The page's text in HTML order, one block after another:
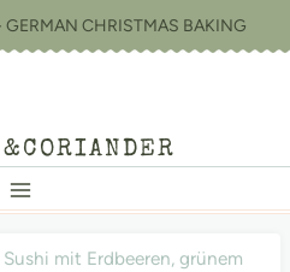
GERMAN CHRISTMAS BAKING
Sushi mit Erdbeeren, grünem